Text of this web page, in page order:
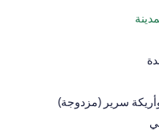
سرير (مزدوجة)